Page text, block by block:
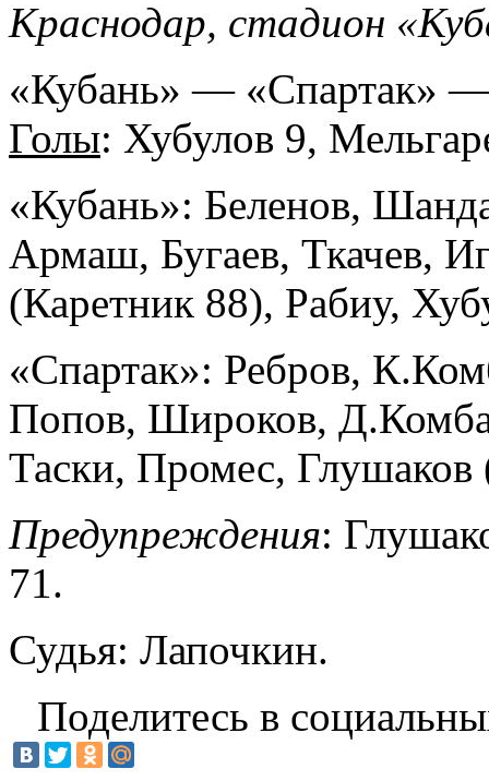
Краснодар, стадион
«Кубань» — «Спартак»
Голы: Хубулов 9,
«Кубань»: Беленов,
Армаш, Бугаев, Ткачев,
(Каретник 88), Рабиу,
«Спартак»: Ребров,
Попов, Широков,
Таски, Промес,
Предупреждения:
71.
Судья: Лапочкин.
Поделитесь в